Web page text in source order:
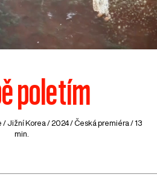
poletím
/Jižní Korea / 2024 / Česká premiéra / 13
min.